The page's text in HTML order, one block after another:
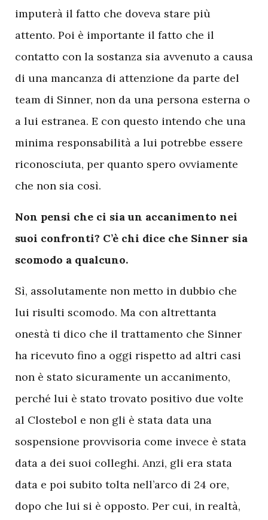
imputerà il fatto che doveva stare più
attento. Poi è importante il fatto che il
contatto con la sostanza sia avvenuto a causa
di una mancanza di attenzione da parte del
team di Sinner, non da una persona esterna o
a lui estranea. E con questo intendo che una
minima responsabilità a lui potrebbe essere
riconosciuta, per quanto spero ovviamente
che non sia così.
Non pensi che ci sia un accanimento nei
suoi confronti? C’è chi dice che Sinner sia
scomodo a qualcuno.
Sì, assolutamente non metto in dubbio che
lui risulti scomodo. Ma con altrettanta
onestà ti dico che il trattamento che Sinner
ha ricevuto fino a oggi rispetto ad altri casi
non è stato sicuramente un accanimento,
perché lui è stato trovato positivo due volte
al Clostebol e non gli è stata data una
sospensione provvisoria come invece è stata
data a dei suoi colleghi. Anzi, gli era stata
data e poi subito tolta nell’arco di 24 ore,
dopo che lui si è opposto. Per cui, in realtà,